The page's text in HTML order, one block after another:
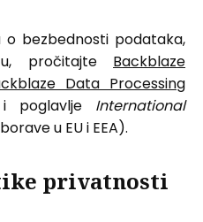
bezbednosti podataka,
pročitajte Backblaze
Data Processing
i poglavlje International
u EU i EEA).
privatnosti